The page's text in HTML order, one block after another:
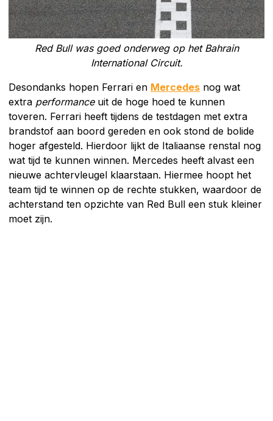
Red Bull was goed onderweg op het Bahrain
International Circuit.
Desondanks hopen Ferrari en Mercedes nog wat
extra performance uit de hoge hoed te kunnen
toveren. Ferrari heeft tijdens de testdagen met extra
brandstof aan boord gereden en ook stond de bolide
hoger afgesteld. Hierdoor lijkt de Italiaanse renstal nog
wat tijd te kunnen winnen. Mercedes heeft alvast een
nieuwe achtervleugel klaarstaan. Hiermee hoopt het
team tijd te winnen op de rechte stukken, waardoor de
achterstand ten opzichte van Red Bull een stuk kleiner
moet zijn.